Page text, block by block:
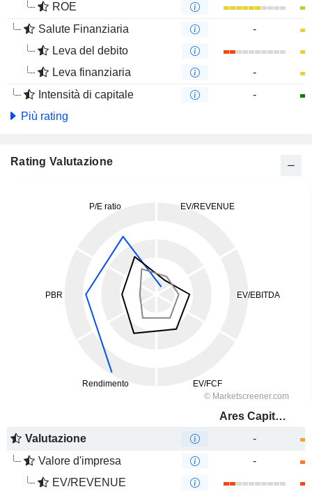
ROE
Salute Finanziaria
-
Leva del debito
Leva finanziaria
-
Intensità di capitale
-
Più rating
Rating Valutazione
Ares Capital Corporation
Valutazione
-
Valore d'impresa
-
EV/REVENUE